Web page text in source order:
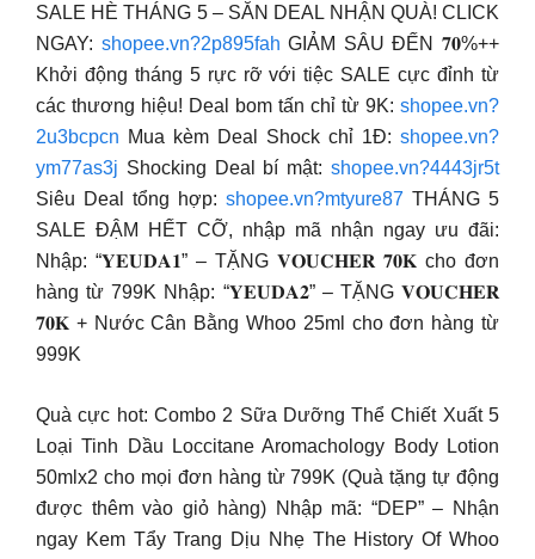
SALE HÈ THÁNG 5 – SĂN DEAL NHẬN QUÀ! CLICK
NGAY: shopee.vn?2p895fah GIẢM SÂU ĐẾN 𝟕𝟎%++
Khởi động tháng 5 rực rỡ với tiệc SALE cực đỉnh từ
các thương hiệu! Deal bom tấn chỉ từ 9K: shopee.vn?
2u3bcpcn Mua kèm Deal Shock chỉ 1Đ: shopee.vn?
ym77as3j Shocking Deal bí mật: shopee.vn?4443jr5t
Siêu Deal tổng hợp: shopee.vn?mtyure87 THÁNG 5
SALE ĐẬM HẾT CỠ, nhập mã nhận ngay ưu đãi:
Nhập: “𝐘𝐄𝐔𝐃𝐀𝟏” – TẶNG 𝐕𝐎𝐔𝐂𝐇𝐄𝐑 𝟕𝟎𝐊 cho đơn
hàng từ 799K Nhập: “𝐘𝐄𝐔𝐃𝐀𝟐” – TẶNG 𝐕𝐎𝐔𝐂𝐇𝐄𝐑
𝟕𝟎𝐊 + Nước Cân Bằng Whoo 25ml cho đơn hàng từ
999K
Quà cực hot: Combo 2 Sữa Dưỡng Thể Chiết Xuất 5
Loại Tinh Dầu Loccitane Aromachology Body Lotion
50mlx2 cho mọi đơn hàng từ 799K (Quà tặng tự động
được thêm vào giỏ hàng) Nhập mã: “DEP” – Nhận
ngay Kem Tẩy Trang Dịu Nhẹ The History Of Whoo